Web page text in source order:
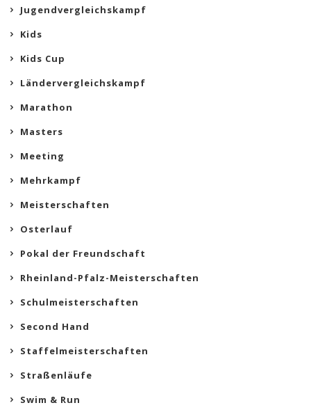
Jugendvergleichskampf
Kids
Kids Cup
Ländervergleichskampf
Marathon
Masters
Meeting
Mehrkampf
Meisterschaften
Osterlauf
Pokal der Freundschaft
Rheinland-Pfalz-Meisterschaften
Schulmeisterschaften
Second Hand
Staffelmeisterschaften
Straßenläufe
Swim & Run